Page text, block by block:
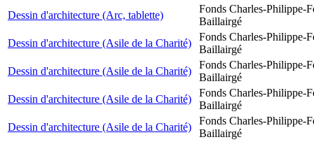
Dessin d'architecture (Arc, tablette)
Fonds Charles-Philippe-
Baillairgé
Dessin d'architecture (Asile de la Charité)
Fonds Charles-Philippe-
Baillairgé
Dessin d'architecture (Asile de la Charité)
Fonds Charles-Philippe-
Baillairgé
Dessin d'architecture (Asile de la Charité)
Fonds Charles-Philippe-
Baillairgé
Dessin d'architecture (Asile de la Charité)
Fonds Charles-Philippe-
Baillairgé